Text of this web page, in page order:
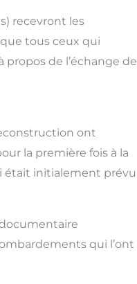
recevront les
tous ceux qui
de l’échange de
ont
la première fois à la
était initialement prévu
qui l’ont